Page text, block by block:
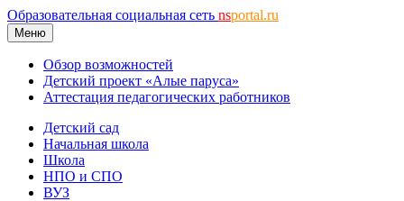
Образовательная социальная сеть nsportal.ru
Меню
Обзор возможностей
Детский проект «Алые паруса»
Аттестация педагогических работников
Детский сад
Начальная школа
Школа
НПО и СПО
ВУЗ